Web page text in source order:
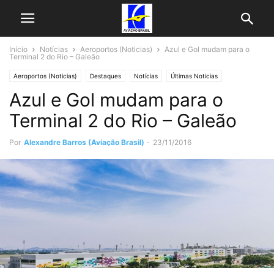
Início Notícias Aeroportos (Noticias)
Azul e Gol mudam para o
Terminal 2 do Rio – Galeão
Aeroportos (Noticias) Destaques Notícias Últimas Noticias
Azul e Gol mudam para o
Terminal 2 do Rio – Galeão
Por Alexandre Barros (Aviação Brasil) - 23/11/2016